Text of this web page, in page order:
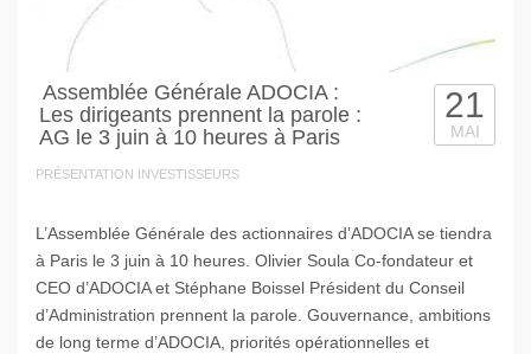
Assemblée Générale ADOCIA :
Les dirigeants prennent la parole :
AG le 3 juin à 10 heures à Paris
PRÉSENTATION INVESTISSEURS
21
MAI
L’Assemblée Générale des actionnaires d’ADOCIA se tiendra
à Paris le 3 juin à 10 heures. Olivier Soula Co-fondateur et
CEO d’ADOCIA et Stéphane Boissel Président du Conseil
d’Administration prennent la parole. Gouvernance, ambitions
de long terme d’ADOCIA, priorités opérationnelles et